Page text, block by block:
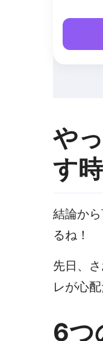
や
す
結論か
るね！
先日、
レが心
6つ